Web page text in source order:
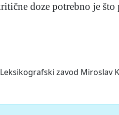
doze potrebno je
Leksikografski zavod Miroslav